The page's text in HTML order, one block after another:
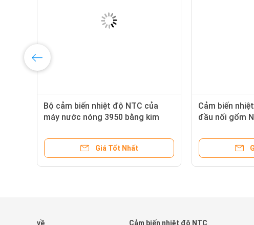
Bộ cảm biến nhiệt độ NTC của
máy nước nóng 3950 bằng kim
Giá Tốt Nhất
Cảm biến
đầu nối gốm
về Cảm biến nhiệt độ NTC